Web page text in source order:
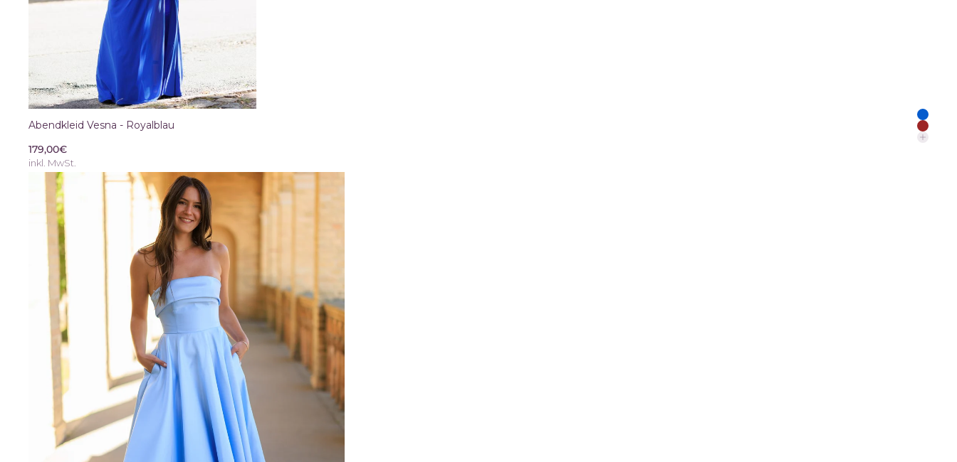
Abendkleid Vesna - Royalblau
179,00€
inkl. MwSt.